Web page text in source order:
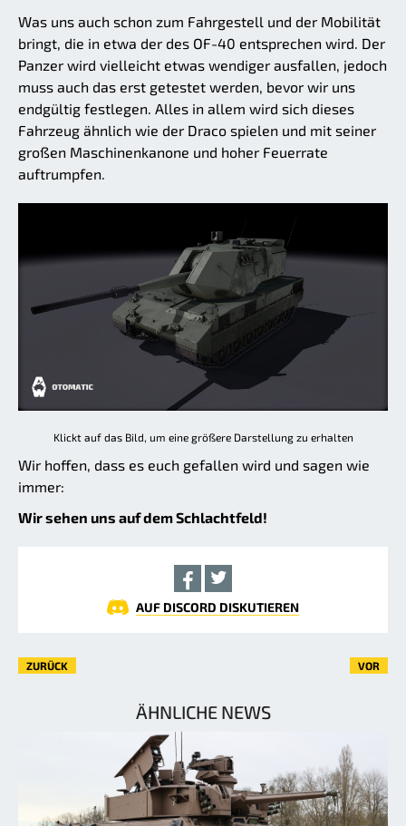
Was uns auch schon zum Fahrgestell und der Mobilität
bringt, die in etwa der des OF-40 entsprechen wird. Der
Panzer wird vielleicht etwas wendiger ausfallen, jedoch
muss auch das erst getestet werden, bevor wir uns
endgültig festlegen. Alles in allem wird sich dieses
Fahrzeug ähnlich wie der Draco spielen und mit seiner
großen Maschinenkanone und hoher Feuerrate
auftrumpfen.
Klickt auf das Bild, um eine größere Darstellung zu erhalten
Wir hoffen, dass es euch gefallen wird und sagen wie
immer:
Wir sehen uns auf dem Schlachtfeld!
AUF DISCORD DISKUTIEREN
ZURÜCK VOR
ÄHNLICHE NEWS